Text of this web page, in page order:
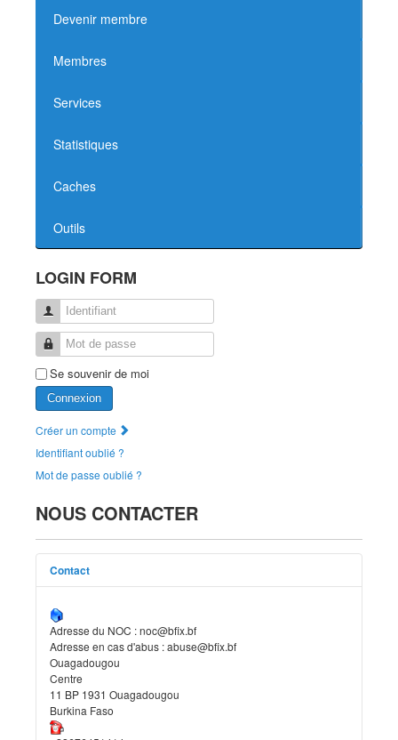
Devenir membre
Membres
Services
Statistiques
Caches
Outils
LOGIN FORM
Identifiant
Mot de passe
Se souvenir de moi
Connexion
Créer un compte
Identifiant oublié ?
Mot de passe oublié ?
NOUS CONTACTER
Contact
Adresse du NOC : noc@bfix.bf
Adresse en cas d'abus : abuse@bfix.bf
Ouagadougou
Centre
11 BP 1931 Ouagadougou
Burkina Faso